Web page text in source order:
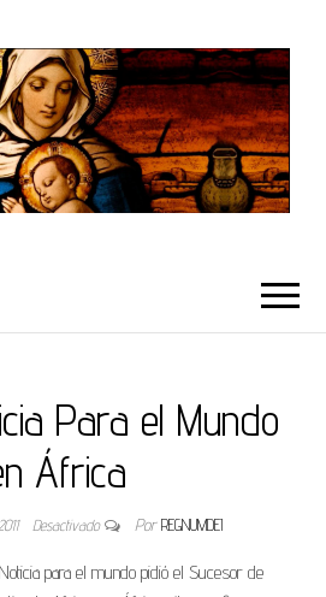
Para el Mundo
África
Desactivado Por REGNUMDEI
para el mundo pidió el Sucesor de